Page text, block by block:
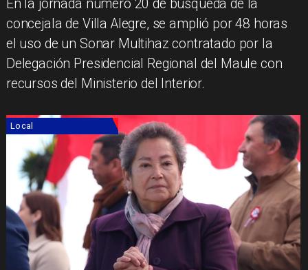
En la jornada número 20 de búsqueda de la
concejala de Villa Alegre, se amplió por 48 horas
el uso de un Sonar Multihaz contratado por la
Delegación Presidencial Regional del Maule con
recursos del Ministerio del Interior.
Local